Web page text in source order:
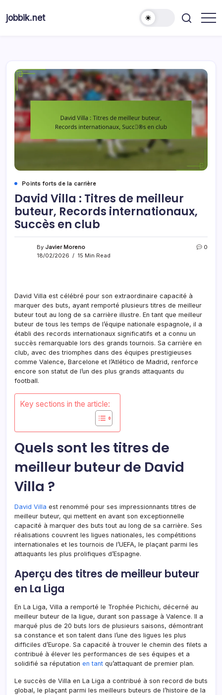
jobbik.net
Points forts de la carrière
David Villa : Titres de meilleur
buteur, Records internationaux,
Succès en club
By Javier Moreno
18/02/2026
15 Min Read
0
David Villa est célébré pour son extraordinaire capacité à
marquer des buts, ayant remporté plusieurs titres de meilleur
buteur tout au long de sa carrière illustre. En tant que meilleur
buteur de tous les temps de l’équipe nationale espagnole, il a
établi des records internationaux significatifs et a connu un
succès remarquable lors des grands tournois. Sa carrière en
club, avec des triomphes dans des équipes prestigieuses
comme Valence, Barcelone et l’Atlético de Madrid, renforce
encore son statut de l’un des plus grands attaquants du
football.
Key sections in the article:
Quels sont les titres de
meilleur buteur de David
Villa ?
David Villa est renommé pour ses impressionnants titres de
meilleur buteur, qui mettent en avant son exceptionnelle
capacité à marquer des buts tout au long de sa carrière. Ses
réalisations couvrent les ligues nationales, les compétitions
internationales et les tournois de l’UEFA, le plaçant parmi les
attaquants les plus prolifiques d’Espagne.
Aperçu des titres de meilleur buteur
en La Liga
En La Liga, Villa a remporté le Trophée Pichichi, décerné au
meilleur buteur de la ligue, durant son passage à Valence. Il a
marqué plus de 20 buts lors de plusieurs saisons, démontrant
sa constance et son talent dans l’une des ligues les plus
difficiles d’Europe. Sa capacité à trouver le chemin des filets a
contribué à élever les performances de ses équipes et a
solidifié sa réputation en tant qu’attaquant de premier plan.
Le succès de Villa en La Liga a contribué à son record de buts
global, le plaçant parmi les meilleurs buteurs de l’histoire de la